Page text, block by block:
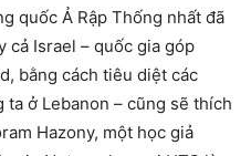
quốc Ả Rập Thống nhất đã
cả Israel – quốc gia góp
bằng cách tiêu diệt các
ở Lebanon – cũng sẽ thích
Hazony, một học giả